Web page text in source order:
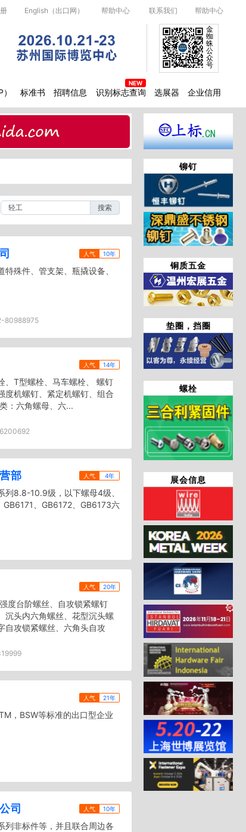
English（出口网） 帮助中心 联系我们 帮助中心
标准书 招聘信息 识别标志查询 选展器 企业信用
金
蜘
蛛
公
众
号
铆钉
铜质五金
垫圈，挡圈
螺栓
展会信息
搜索
人气 10年
殊件、管支架、瓶撬设备、
80988975
人气 14年
、T型螺栓、马车螺栓、 螺钉
度机螺钉、紧定机螺钉、组合
：六角螺母、六...
部 人气 4年
列8.8-10.9级，以下螺母4级、
、GB6172、GB6173六
人气 20年
度台阶螺丝、自攻锁紧螺钉
沉头内六角螺丝、花型沉头螺
自攻锁紧螺丝、六角头自攻
人气 21年
，BSW等标准的出口型企业
司 人气 10年
列非标件等，并且联合周边各